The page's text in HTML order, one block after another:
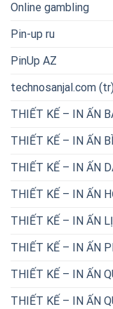
Online gambling
Pin-up ru
PinUp AZ
technosanjal.com
THIẾT KẾ – IN ẤN
THIẾT KẾ – IN ẤN
THIẾT KẾ – IN ẤN
THIẾT KẾ – IN ẤN
THIẾT KẾ – IN ẤN
THIẾT KẾ – IN ẤN
THIẾT KẾ – IN ẤN
THIẾT KẾ – IN ẤN